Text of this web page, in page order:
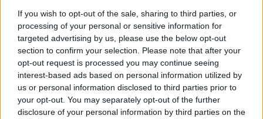
If you wish to opt-out of the sale, sharing to third parties, or
processing of your personal or sensitive information for
targeted advertising by us, please use the below opt-out
section to confirm your selection. Please note that after your
opt-out request is processed you may continue seeing
interest-based ads based on personal information utilized by
us or personal information disclosed to third parties prior to
your opt-out. You may separately opt-out of the further
disclosure of your personal information by third parties on the
Ολυμπιακού η Νίγκρο, η οποία πριν έρθει στην
Ελλάδα είχε παίξει στις Κοζέντσα, Πεσκάρα,
Μιλάνο, Βερόνα, καθώς και στη γαλλική Λιλ.